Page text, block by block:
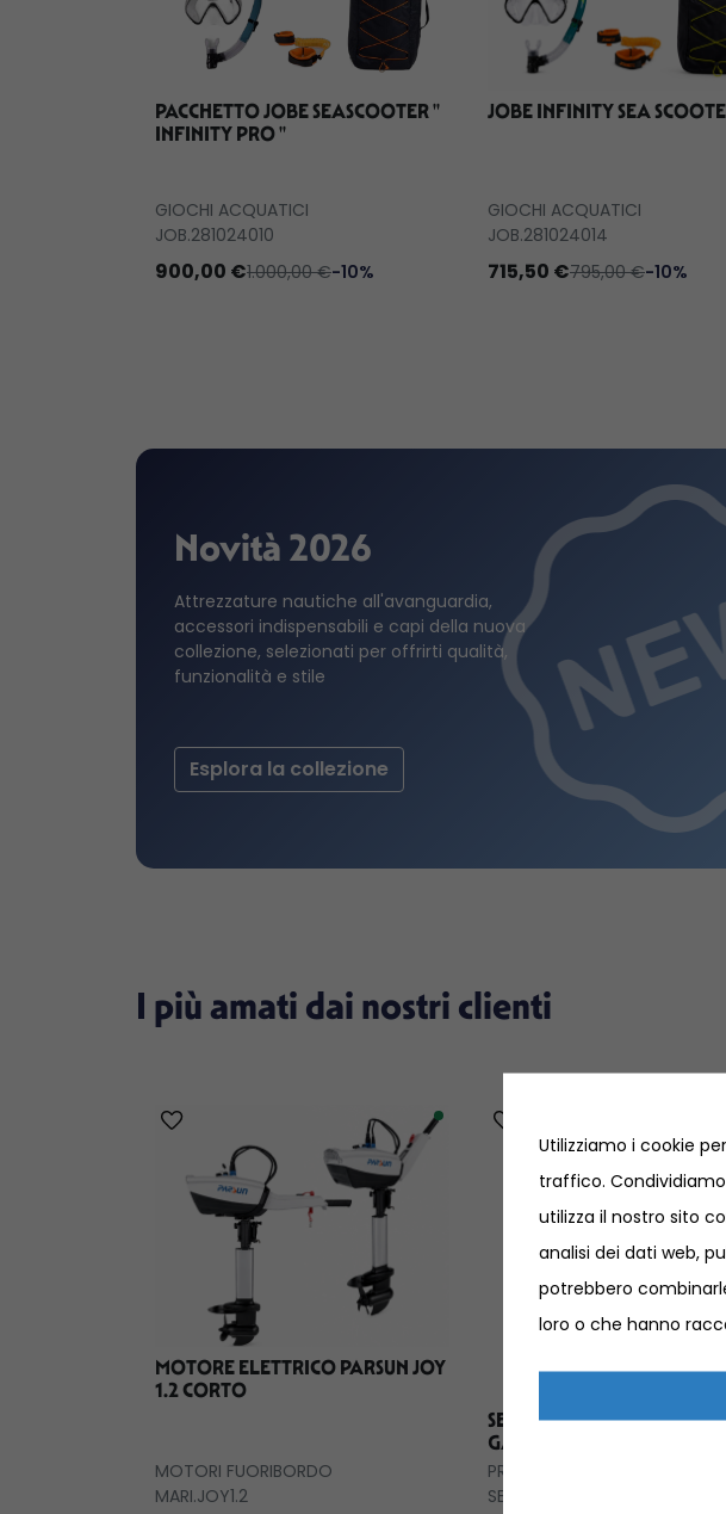
PACCHETTO JOBE SEASCOOTER ''
INFINITY PRO ''
GIOCHI ACQUATICI
JOB.281024010
900,00 €1.000,00 €-10%
JOBE INFINITY SEA
GIOCHI ACQUATICI
JOB.281024014
715,50 €795,00 €-10%
Novità 2026
Attrezzature nautiche all'avanguardia,
accessori indispensabili e capi della nuova
collezione, selezionati per offrirti qualità,
funzionalità e stile
Esplora la collezione
I più amati dai nostri clienti
MOTORE ELETTRICO PARSUN JOY
1.2 CORTO
MOTORI FUORIBORDO
MARI.JOY1.2
SEMCO TEAK SEALER
GALLON
PRODOTTI PULIZIA E
SEM.MMSMCGNS
Utilizziamo i cookie
traffico.
utilizza il nostro sito
analisi dei dati web,
potrebbero
loro o che hanno